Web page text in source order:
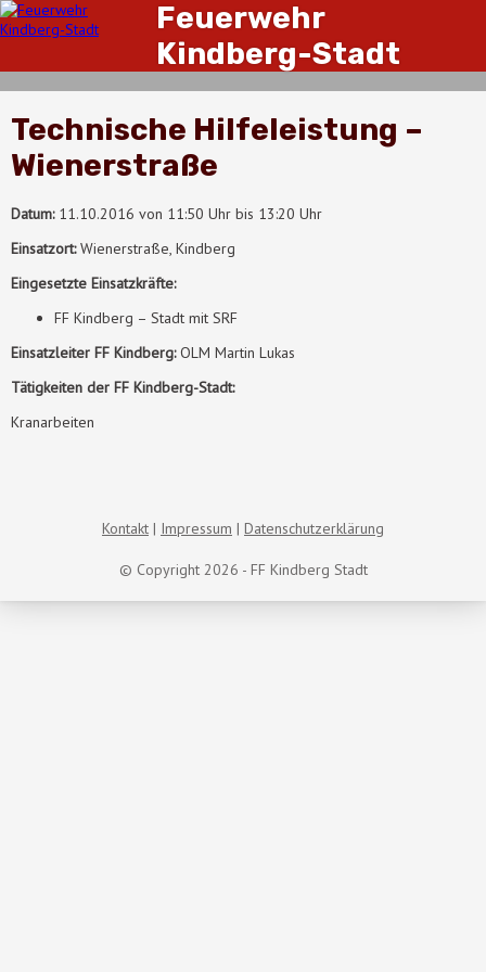
Feuerwehr
Kindberg-Stadt
Technische Hilfeleistung –
Wienerstraße
Datum:11.10.2016 von 11:50 Uhr bis 13:20 Uhr
Einsatzort:Wienerstraße, Kindberg
Eingesetzte Einsatzkräfte:
FF Kindberg – Stadt mit SRF
Einsatzleiter FF Kindberg:OLM Martin Lukas
Tätigkeiten der FF Kindberg-Stadt:
Kranarbeiten
© Copyright 2026 - FF Kindberg Stadt
Kontakt Impressum Datenschutzerklärung